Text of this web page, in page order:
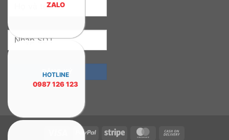
PayPal Stripe MasterCard
ZALO
HOTLINE
0987 126 123